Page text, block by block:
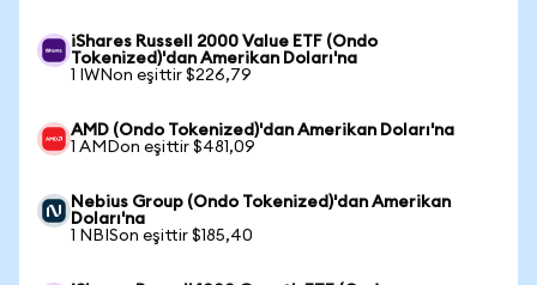
iShares Russell 2000 Value ETF (Ondo
Tokenized)'dan Amerikan Doları'na
1 IWNon eşittir $226,79
AMD (Ondo Tokenized)'dan Amerikan Doları'na
1 AMDon eşittir $481,09
Nebius Group (Ondo Tokenized)'dan Amerikan
Doları'na
1 NBISon eşittir $185,40